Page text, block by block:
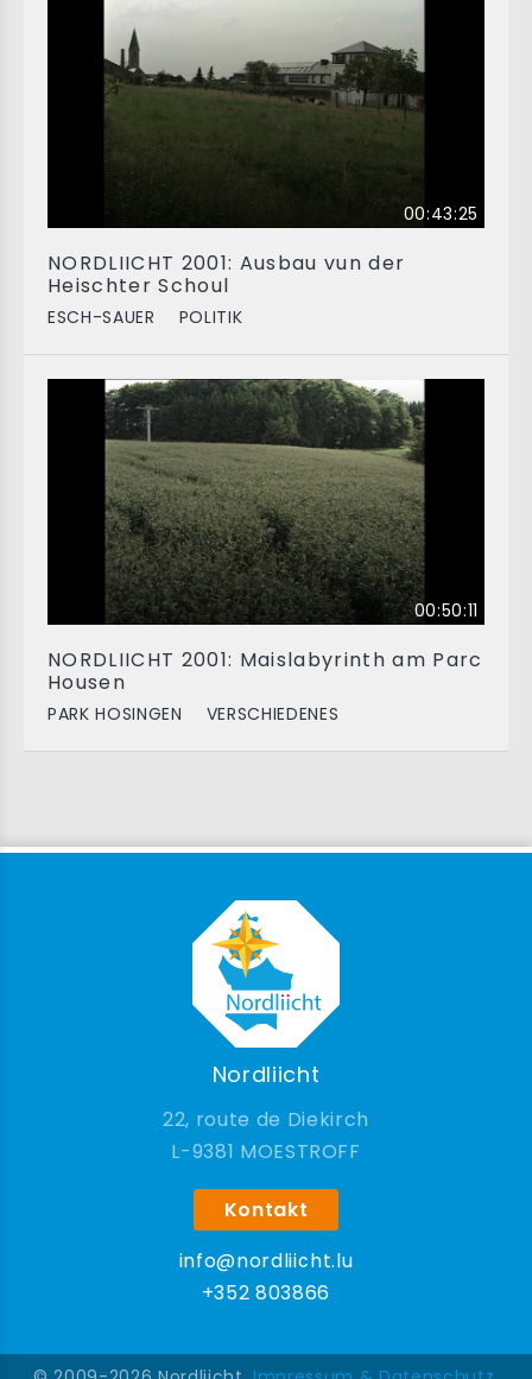
00:43:25
NORDLIICHT 2001: Ausbau vun der
Heischter Schoul
ESCH-SAUER POLITIK
00:50:11
NORDLIICHT 2001: Maislabyrinth am Parc
Housen
PARK HOSINGEN VERSCHIEDENES
Nordliicht
22, route de Diekirch
9381 MOESTROFF
Kontakt
info@nordliicht.lu
+352 803866